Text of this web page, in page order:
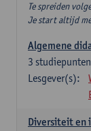
Te spreiden
Je start altijd
Algemene
3 studiepunten
Lesgever(s):
Diversiteit en